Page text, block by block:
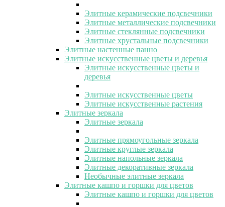
Элитные керамические подсвечники
Элитные металлические подсвечники
Элитные стеклянные подсвечники
Элитные хрустальные подсвечники
Элитные настенные панно
Элитные искусственные цветы и деревья
Элитные искусственные цветы и
деревья
Элитные искусственные цветы
Элитные искусственные растения
Элитные зеркала
Элитные зеркала
Элитные прямоугольные зеркала
Элитные круглые зеркала
Элитные напольные зеркала
Элитные декоративные зеркала
Необычные элитные зеркала
Элитные кашпо и горшки для цветов
Элитные кашпо и горшки для цветов